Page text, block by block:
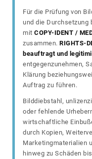
Für die Prüfung von
und die Durchsetzung
mit COPY-IDENT /
zusammen. RIGHTS-
beauftragt und
entgegenzunehmen,
Klärung
Auftrag zu führen.
Bilddiebstahl,
oder fehlende
wirtschaftliche
durch Kopien,
Marketingmaterialien
hinweg zu Schäden